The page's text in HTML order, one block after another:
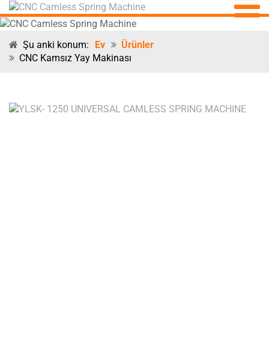
Şu anki konum: Ev
Ürünler
CNC Kamsız Yay Makinası